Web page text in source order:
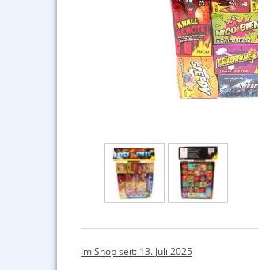
Im Shop seit: 13. Juli 2025